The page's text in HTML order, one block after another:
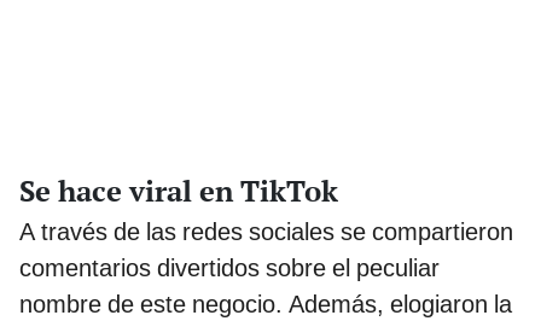
Se hace viral en TikTok
A través de las redes sociales se compartieron
comentarios divertidos sobre el peculiar
nombre de este negocio. Además, elogiaron la